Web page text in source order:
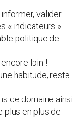
valider...
« indicateurs »
politique de
loin !
habitude, reste
ce domaine ainsi
plus en plus de